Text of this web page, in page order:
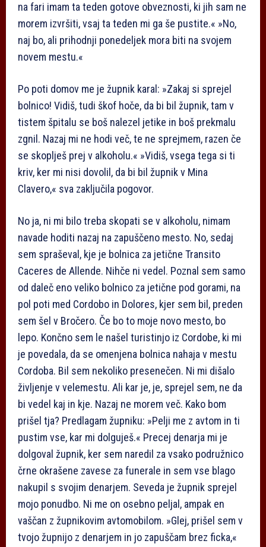
na fari imam ta teden gotove obveznosti, ki jih sam ne
morem izvršiti, vsaj ta teden mi ga še pustite.« »No,
naj bo, ali prihodnji ponedeljek mora biti na svojem
novem mestu.«
Po poti domov me je župnik karal: »Zakaj si sprejel
bolnico! Vidiš, tudi škof hoče, da bi bil župnik, tam v
tistem špitalu se boš nalezel jetike in boš prekmalu
zgnil. Nazaj mi ne hodi več, te ne sprejmem, razen če
se skoplješ prej v alkoholu.« »Vidiš, vsega tega si ti
kriv, ker mi nisi dovolil, da bi bil župnik v Mina
Clavero,« sva zaključila pogovor.
No ja, ni mi bilo treba skopati se v alkoholu, nimam
navade hoditi nazaj na zapuščeno mesto. No, sedaj
sem spraševal, kje je bolnica za jetične Transito
Caceres de Allende. Nihče ni vedel. Poznal sem samo
od daleč eno veliko bolnico za jetične pod gorami, na
pol poti med Cordobo in Dolores, kjer sem bil, preden
sem šel v Bročero. Če bo to moje novo mesto, bo
lepo. Končno sem le našel turistinjo iz Cordobe, ki mi
je povedala, da se omenjena bolnica nahaja v mestu
Cordoba. Bil sem nekoliko presenečen. Ni mi dišalo
življenje v velemestu. Ali kar je, je, sprejel sem, ne da
bi vedel kaj in kje. Nazaj ne morem več. Kako bom
prišel tja? Predlagam župniku: »Pelji me z avtom in ti
pustim vse, kar mi dolguješ.« Precej denarja mi je
dolgoval župnik, ker sem naredil za vsako podružnico
črne okrašene zavese za funerale in sem vse blago
nakupil s svojim denarjem. Seveda je župnik sprejel
mojo ponudbo. Ni me on osebno peljal, ampak en
vaščan z župnikovim avtomobilom. »Glej, prišel sem v
tvojo župnijo z denarjem in jo zapuščam brez ficka,«